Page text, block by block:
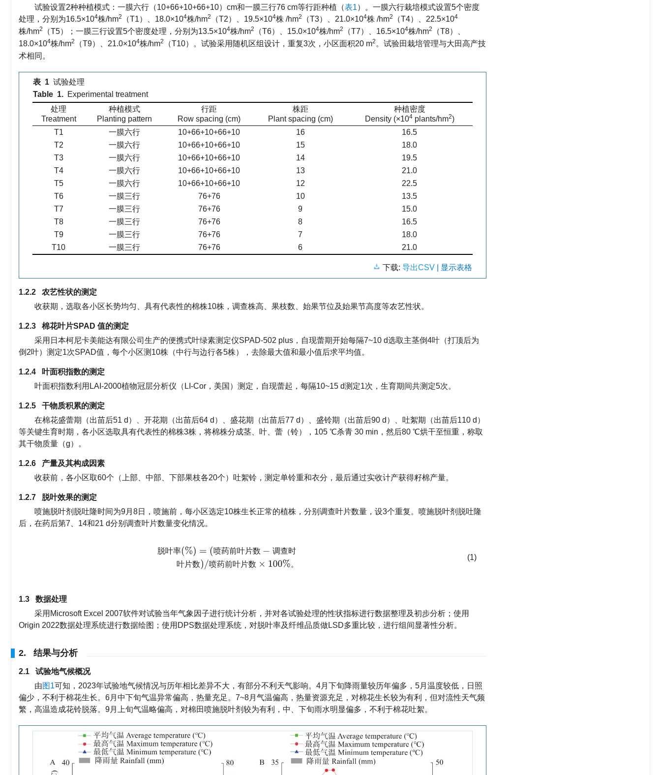
试验设置2种种植模式：一膜六行（10+66+10+66+10）cm和一膜三行76 cm等行距种植（表1）。一膜六行栽培模式设置5个密度
处理，分别为16.5×104株/hm2 （T1）、18.0×104株/hm2 （T2）、19.5×104株 /hm2 （T3）、21.0×104株 /hm2 （T4）、22.5×104
株/hm2 （T5）；一膜三行设置5个密度处理，分别为13.5×104株/hm2 （T6）、15.0×104株/hm2 （T7）、16.5×104株/hm2
（T8）、
18.0×104株/hm2 （T9）、21.0×104株/hm2 （T10）。试验采用随机区组设计，重复3次，小区面积20 m2 。试验田栽培管理与大田高产技
术相同。
表 1 试验处理
Table 1. Experimental treatment
处理
Treatment
种植模式
Planting pattern
行距
Row spacing (cm)
株距
Plant spacing (cm)
种植密度
Density (×104plants/hm2)
T1
一膜六行 10+66+10+66+10 16
16.5
T2
一膜六行 10+66+10+66+10 15
18.0
T3
一膜六行 10+66+10+66+10 14
19.5
T4
一膜六行 10+66+10+66+10 13
21.0
T5
一膜六行 10+66+10+66+10 12
22.5
T6
一膜三行 76+76 10
13.5
T7
一膜三行 76+76 9
15.0
T8
一膜三行 76+76 8
16.5
T9
一膜三行 76+76 7
18.0
T10
一膜三行 76+76 6 21.0
下载: 导出CSV | 显示表格
1.2.2 农艺性状的测定
收获期，选取各小区长势均匀、具有代表性的棉株10株，调查株高、果枝数、始果节位及始果节高度等农艺性状。
1.2.3 棉花叶片SPAD 值的测定
采用日本柯尼卡美能达有限公司生产的便携式叶绿素测定仪SPAD-502 plus，自现蕾期开始每隔7~10 d选取主茎倒4叶（打顶后为
倒2叶）测定1次SPAD值，每个小区测10株（中行与边行各5株），去除最大值和最小值后求平均值。
1.2.4 叶面积指数的测定
叶面积指数利用LAI-2000植物冠层分析仪（LI-Cor，美国）测定，自现蕾起，每隔10~15 d测定1次，生育期间共测定5次。
1.2.5 干物质积累的测定
在棉花盛蕾期（出苗后51 d）、开花期（出苗后64 d）、盛花期（出苗后77 d）、盛铃期（出苗后90 d）、吐絮期（出苗后110 d）
等关键生育时期，各小区选取具有代表性的棉株3株，将棉株分成茎、叶、蕾（铃），105 ℃杀青 30 min，然后80 ℃烘干至恒重，称取
其干物质量（g）。
1.2.6 产量及其构成因素
收获前，各小区取60个（上部、中部、下部果枝各20个）吐絮铃，测定单铃重和衣分，最后通过实收计产获得籽棉产量。
1.2.7 脱叶效果的测定
喷施脱叶剂脱吐隆时间为9月8日，喷施前，每小区选定10株生长正常的植株，分别调查叶片数量，设3个重复。喷施脱叶剂脱吐隆
后，在药后第7、14和21 d分别调查叶片数量变化情况。
脱叶率 喷药前叶片数 调查时
叶片数 喷药前叶片数 。
脱叶率(%)= 喷药前叶片数−调查时叶片数
(1)
1.3 数据处理
采用Microsoft Excel 2007软件对试验当年气象因子进行统计分析，并对各试验处理的性状指标进行数据整理及初步分析；使用
Origin 2022数据处理系统进行数据绘图；使用DPS数据处理系统，对脱叶率及纤维品质做LSD多重比较，进行组间显著性分析。
2. 结果与分析
2.1 试验地气候概况
由图1可知，2023年试验地气候情况与历年相比差异不大，有部分不利天气影响。4月下旬降雨量较历年偏多，5月温度较低，日照
偏少，不利于棉花生长。6月中下旬气温异常偏高，热量充足。7~8月气温偏高，热量资源充足，对棉花生长较为有利，但对流性天气频
繁，高温造成花铃脱落。9月上旬气温略偏高，对棉田喷施脱叶剂较为有利，中、下旬雨水明显偏多，不利于棉花吐絮。